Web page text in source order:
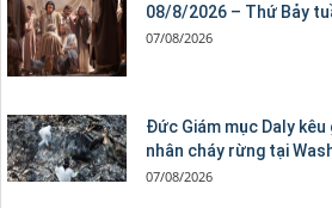
08/8/2026 – Thứ Bảy
07/08/2026
Đức Giám mục Daly
nhân cháy rừng tại
07/08/2026